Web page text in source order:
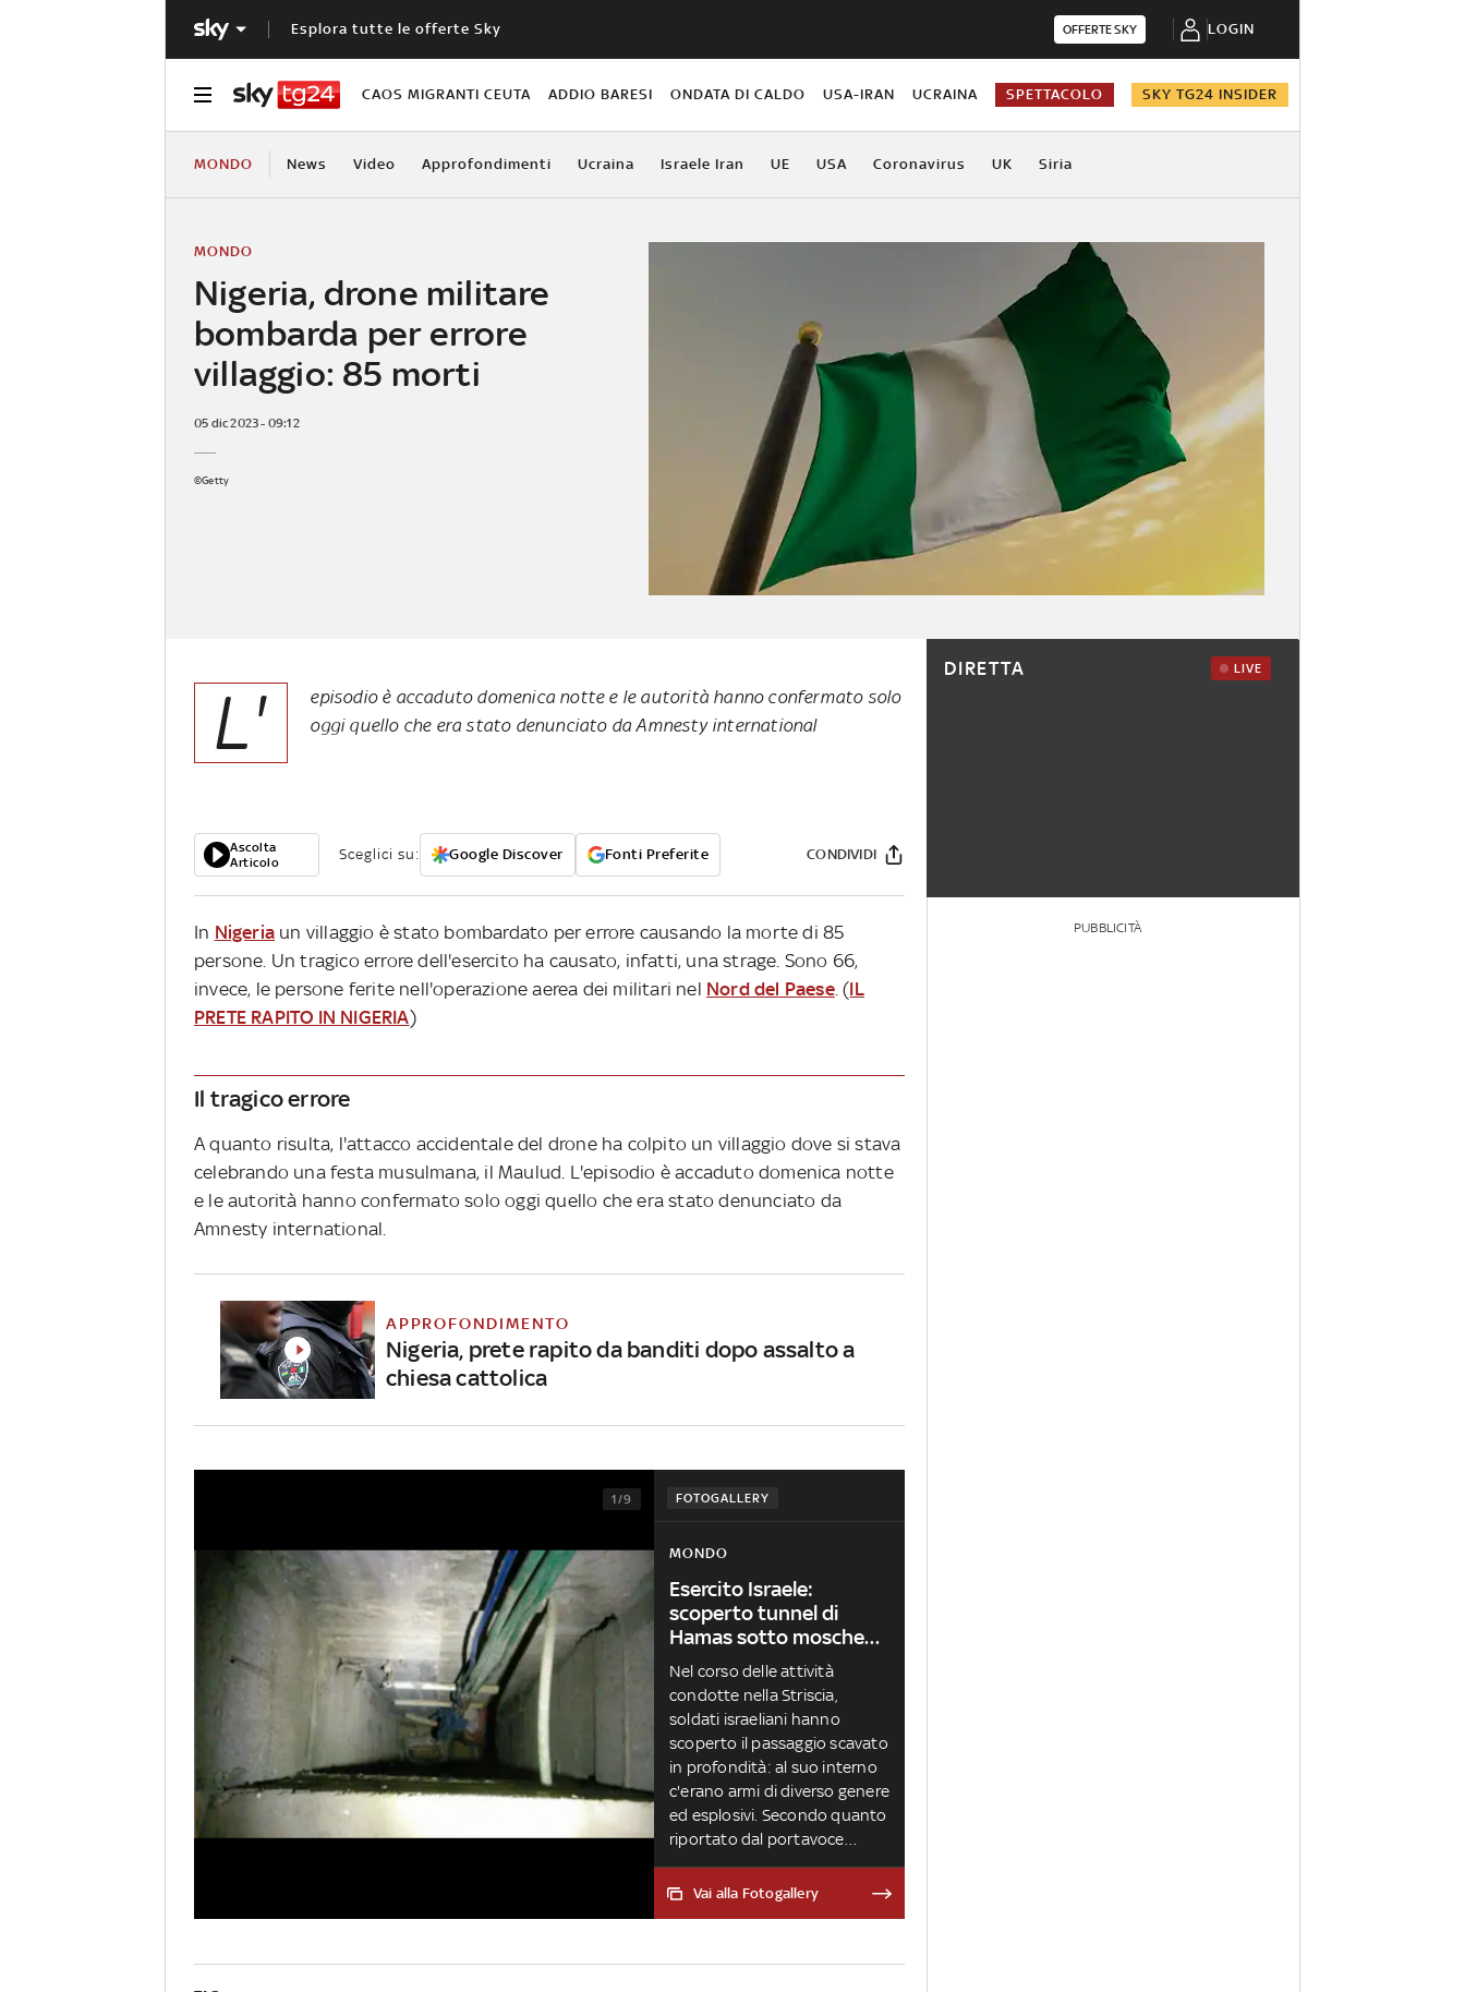
Esplora tutte le offerte Sky OFFERTE SKY LOGIN
CAOS MIGRANTI CEUTA ADDIO BARESI ONDATA DI CALDO USA-IRAN UCRAINA SPETTACOLO SKY TG24 INSIDER
MONDO News Video Approfondimenti Ucraina Israele Iran UE USA Coronavirus UK Siria
Nigeria, drone militare
bombarda per errore
villaggio: 85 morti
MONDO
05 dic 2023 - 09:12
©Getty
L'
episodio è accaduto domenica notte e le autorità hanno confermato solo
oggi quello che era stato denunciato da Amnesty international
Ascolta
Articolo
Sceglici su: Google Discover Fonti Preferite CONDIVIDI
In Nigeria un villaggio è stato bombardato per errore causando la morte di 85
persone. Un tragico errore dell'esercito ha causato, infatti, una strage. Sono 66,
invece, le persone ferite nell'operazione aerea dei militari nel Nord del Paese. (IL
PRETE RAPITO IN NIGERIA)
Il tragico errore
A quanto risulta, l'attacco accidentale del drone ha colpito un villaggio dove si stava
celebrando una festa musulmana, il Maulud. L'episodio è accaduto domenica notte
e le autorità hanno confermato solo oggi quello che era stato denunciato da
Amnesty international.
APPROFONDIMENTO
Nigeria, prete rapito da banditi dopo assalto a
chiesa cattolica
FOTOGALLERY
1/9
MONDO
Esercito Israele:
scoperto tunnel di
Hamas sotto moschea
a Gaza. FOTO
Nel corso delle attività
condotte nella Striscia,
soldati israeliani hanno
scoperto il passaggio scavato
in profondità: al suo interno
c'erano armi di diverso genere
ed esplosivi. Secondo quanto
riportato dal portavoce
militare delle forze di difesa
israeliane, l'aviazione avrebbe
Vai alla Fotogallery
DIRETTA LIVE
PUBBLICITÀ